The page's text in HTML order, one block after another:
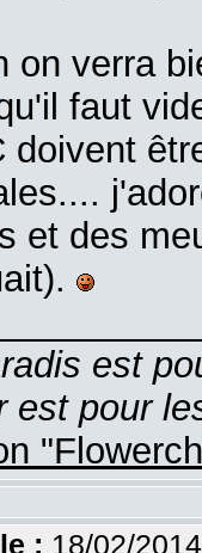
on verra
faut
doivent
et des
est
est pour
: 18/02/